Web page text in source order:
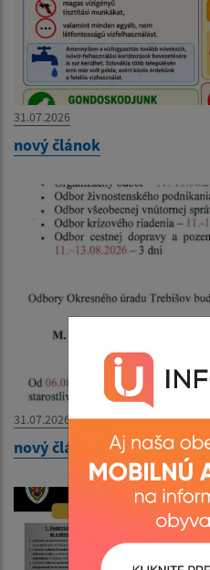
31.07.2026
nový článok
31.07.2026
nový článok